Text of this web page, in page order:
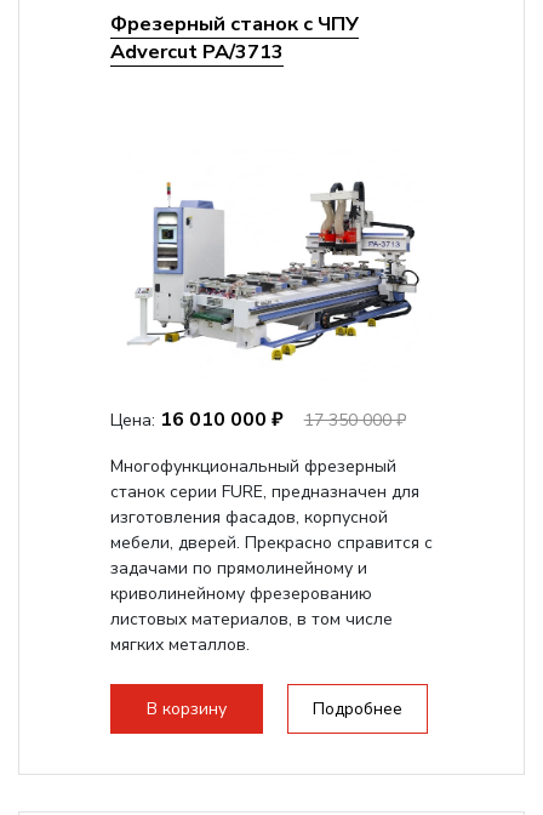
Фрезерный станок с ЧПУ
Advercut PA/3713
Цена: 16 010 000 ₽
17 350 000 ₽
Многофункциональный фрезерный
станок серии FURE, предназначен для
изготовления фасадов, корпусной
мебели, дверей. Прекрасно справится с
задачами по прямолинейному и
криволинейному фрезерованию
листовых материалов, в том числе
мягких металлов.
В корзину Подробнее